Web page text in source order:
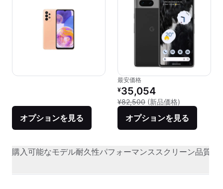
オプションを見る
最安価格
リファービッシュ品の価格：
¥35,054
¥82,500 (新品価格)
オプションを見る
購入可能なモデル耐久性パフォーマンススクリーン品質